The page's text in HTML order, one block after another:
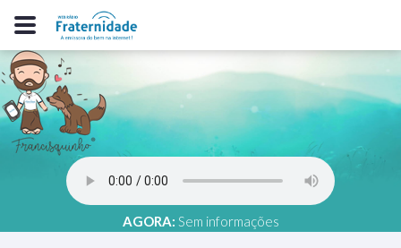
AGORA: Sem informações